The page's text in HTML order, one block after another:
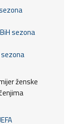
sezona
ženske